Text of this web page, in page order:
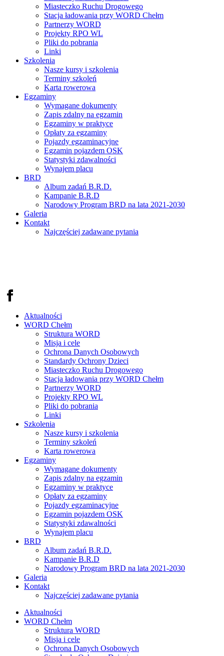
Miasteczko Ruchu Drogowego
Stacja ładowania przy WORD Chełm
Partnerzy WORD
Projekty RPO WL
Pliki do pobrania
Linki
Szkolenia
Nasze kursy i szkolenia
Terminy szkoleń
Karta rowerowa
Egzaminy
Wymagane dokumenty
Zapis zdalny na egzamin
Egzaminy w praktyce
Opłaty za egzaminy
Pojazdy egzaminacyjne
Egzamin pojazdem OSK
Statystyki zdawalności
Wynajem placu
BRD
Album zadań B.R.D.
Kampanie B.R.D
Narodowy Program BRD na lata 2021-2030
Galeria
Kontakt
Najczęściej zadawane pytania
Aktualności
WORD Chełm
Struktura WORD
Misja i cele
Ochrona Danych Osobowych
Standardy Ochrony Dzieci
Miasteczko Ruchu Drogowego
Stacja ładowania przy WORD Chełm
Partnerzy WORD
Projekty RPO WL
Pliki do pobrania
Linki
Szkolenia
Nasze kursy i szkolenia
Terminy szkoleń
Karta rowerowa
Egzaminy
Wymagane dokumenty
Zapis zdalny na egzamin
Egzaminy w praktyce
Opłaty za egzaminy
Pojazdy egzaminacyjne
Egzamin pojazdem OSK
Statystyki zdawalności
Wynajem placu
BRD
Album zadań B.R.D.
Kampanie B.R.D
Narodowy Program BRD na lata 2021-2030
Galeria
Kontakt
Najczęściej zadawane pytania
Aktualności
WORD Chełm
Struktura WORD
Misja i cele
Ochrona Danych Osobowych